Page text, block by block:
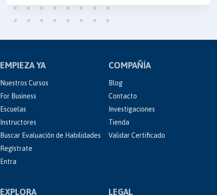
EMPIEZA YA
Nuestros Cursos
For Business
Escuelas
Instructores
Buscar Evaluación de Habilidades
Regístrate
Entra
COMPAÑÍA
Blog
Contacto
Investigaciones
Tienda
Validar Certificado
EXPLORA LEGAL